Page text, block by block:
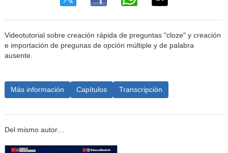
Videotutorial sobre creación rápida de preguntas "cloze" y creación
e importación de pregunas de opción múltiple y de palabra
ausente.
Más información Capítulos Transcripción
Del mismo autor…